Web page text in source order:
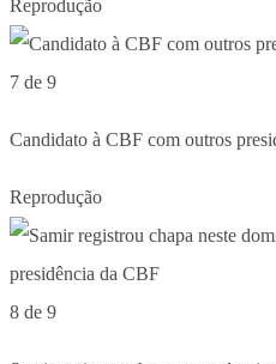
Reprodução
7 de 9
Candidato à CBF com outros
Reprodução
8 de 9